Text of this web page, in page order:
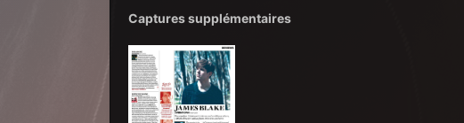
Captures supplémentaires